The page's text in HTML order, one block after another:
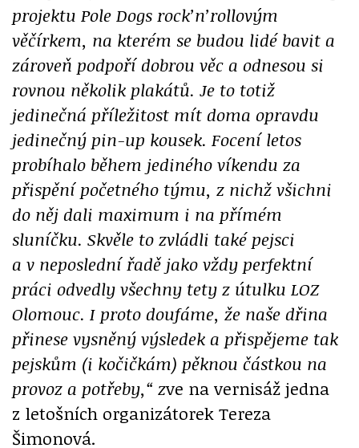
projektu Pole Dogs rock’n’rollovým
věčírkem, na kterém se budou lidé bavit a
zároveň podpoří dobrou věc a odnesou si
rovnou několik plakátů. Je to totiž
jedinečná příležitost mít doma opravdu
jedinečný pin-up kousek. Focení letos
probíhalo během jediného víkendu za
přispění početného týmu, z nichž všichni
do něj dali maximum i na přímém
sluníčku. Skvěle to zvládli také pejsci
a v neposlední řadě jako vždy perfektní
práci odvedly všechny tety z útulku LOZ
Olomouc. I proto doufáme, že naše dřina
přinese vysněný výsledek a přispějeme tak
pejskům (i kočičkám) pěknou částkou na
provoz a potřeby,“ zve na vernisáž jedna
z letošních organizátorek Tereza
Šimonová.